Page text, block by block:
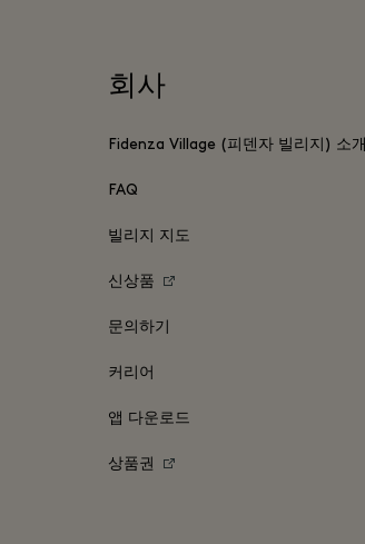
회사
Fidenza Village (피덴자 빌리지) 소개
FAQ
빌리지 지도
신상품
문의하기
커리어
앱 다운로드
상품권